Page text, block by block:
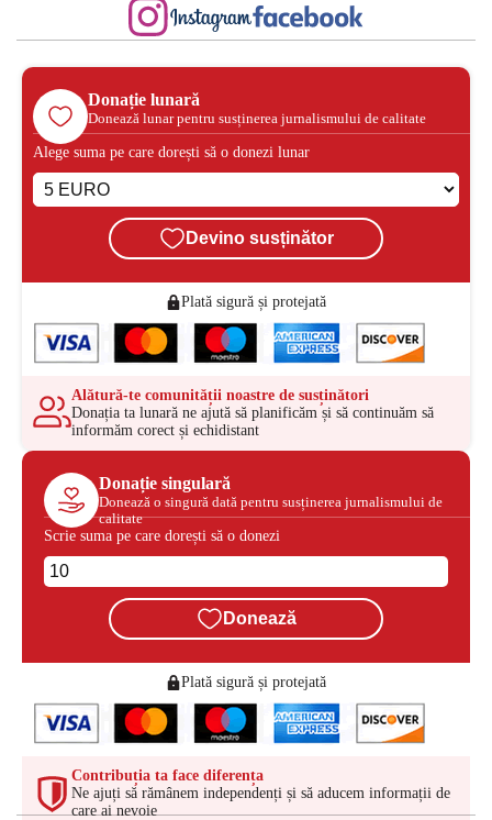
Donație lunară
Donează lunar pentru susținerea jurnalismului de calitate
Alege suma pe care dorești să o donezi lunar
Devino susținător
Plată sigură și protejată
Alătură-te comunității noastre de susținători
Donația ta lunară ne ajută să planificăm și să continuăm să
informăm corect și echidistant
Donație singulară
Donează o singură dată pentru susținerea jurnalismului de
calitate
Scrie suma pe care dorești să o donezi
Donează
Plată sigură și protejată
Contribuția ta face diferența
Ne ajuți să rămânem independenți și să aducem informații de
care ai nevoie